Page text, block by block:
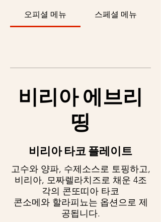
오피셜 메뉴 스페셜 메뉴
비리아 에브리
띵
비리아 타코 플레이트
고수와 양파, 수제소스로 토핑하고,
비리아, 모짜렐라치즈로 채운 4조
각의 콘또띠아 타코
콘소메와 할라피뇨는 옵션으로 제
공됩니다.